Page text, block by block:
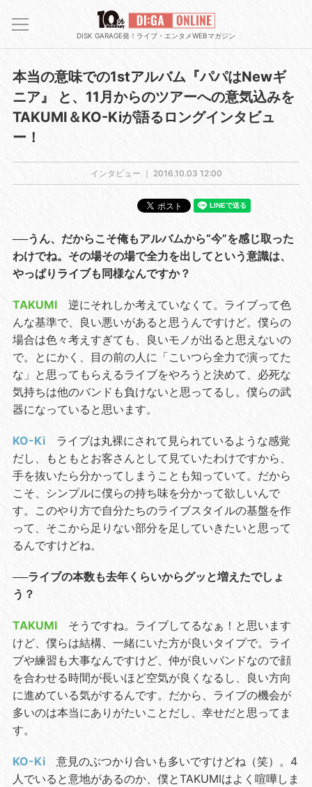
DISK GARAGE発！ライブ・エンタメWEBマガジン
本当の意味での1stアルバム『パパはNewギ
ニア』 と、11月からのツアーへの意気込みを
TAKUMI＆KO-Kiが語るロングインタビュ
ー！
インタビュー ｜ 2016.10.03 12:00
──うん、だからこそ俺もアルバムから“今”を感じ取った
わけでね。その場その場で全力を出してという意識は、
やっぱりライブも同様なんですか？
TAKUMI逆にそれしか考えていなくて。ライブって色
んな基準で、良い悪いがあると思うんですけど。僕らの
場合は色々考えすぎても、良いモノが出ると思えないの
で。とにかく、目の前の人に「こいつら全力で演ってた
な」と思ってもらえるライブをやろうと決めて、必死な
気持ちは他のバンドも負けないと思ってるし。僕らの武
器になっていると思います。
KO-Kiライブは丸裸にされて見られているような感覚
だし、もともとお客さんとして見ていたわけですから、
手を抜いたら分かってしまうことも知っていて。だから
こそ、シンプルに僕らの持ち味を分かって欲しいんで
す。このやり方で自分たちのライブスタイルの基盤を作
って、そこから足りない部分を足していきたいと思って
るんですけどね。
──ライブの本数も去年くらいからグッと増えたでしょ
う？
TAKUMIそうですね。ライブしてるなぁ！と思います
けど、僕らは結構、一緒にいた方が良いタイプで。ライ
ブや練習も大事なんですけど、仲が良いバンドなので顔
を合わせる時間が長いほど空気が良くなるし、良い方向
に進めている気がするんです。だから、ライブの機会が
多いのは本当にありがたいことだし、幸せだと思ってま
す。
KO-Ki意見のぶつかり合いも多いですけどね（笑）。4
人でいると意地があるのか、僕とTAKUMIはよく喧嘩しま